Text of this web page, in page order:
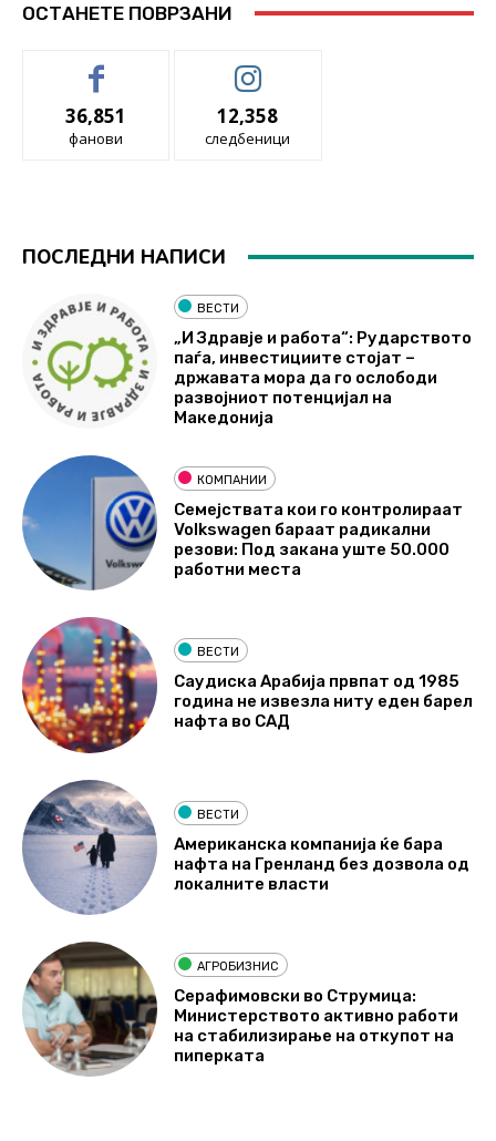
ОСТАНЕТЕ ПОВРЗАНИ
36,851
фанови
12,358
следбеници
ПОСЛЕДНИ НАПИСИ
ВЕСТИ
„И Здравје и работа“: Рударството
паѓа, инвестициите стојат –
државата мора да го ослободи
развојниот потенцијал на
Македонија
КОМПАНИИ
Семејствата кои го контролираат
Volkswagen бараат радикални
резови: Под закана уште 50.000
работни места
ВЕСТИ
Саудиска Арабија првпат од 1985
година не извезла ниту еден барел
нафта во САД
ВЕСТИ
Американска компанија ќе бара
нафта на Гренланд без дозвола од
локалните власти
АГРОБИЗНИС
Серафимовски во Струмица:
Министерството активно работи
на стабилизирање на откупот на
пиперката